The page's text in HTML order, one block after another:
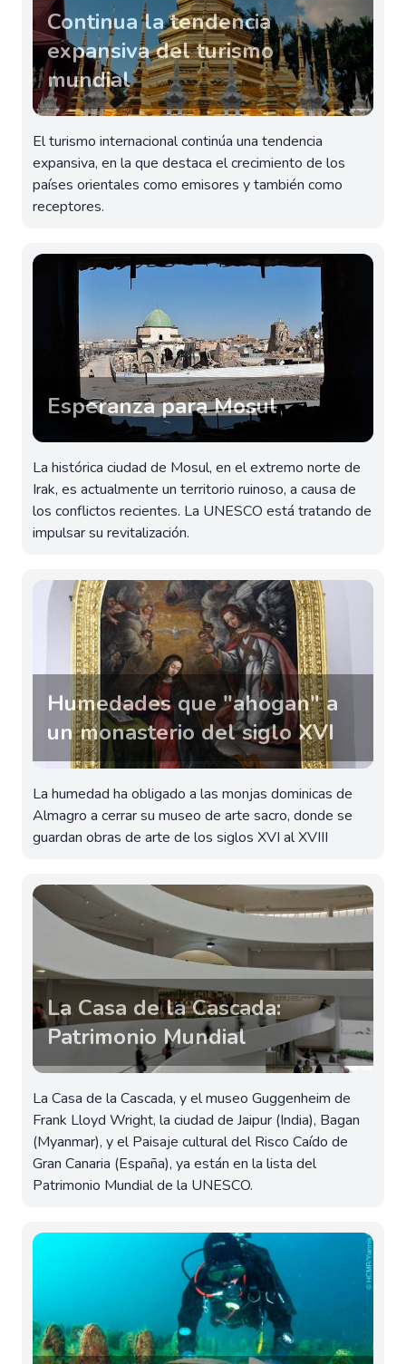
Continua la tendencia
expansiva del turismo
mundial
El turismo internacional continúa una tendencia
expansiva, en la que destaca el crecimiento de los
países orientales como emisores y también como
receptores.
Esperanza para Mosul
La histórica ciudad de Mosul, en el extremo norte de
Irak, es actualmente un territorio ruinoso, a causa de
los conflictos recientes. La UNESCO está tratando de
impulsar su revitalización.
Humedades que "ahogan" a
un monasterio del siglo XVI
La humedad ha obligado a las monjas dominicas de
Almagro a cerrar su museo de arte sacro, donde se
guardan obras de arte de los siglos XVI al XVIII
La Casa de la Cascada:
Patrimonio Mundial
La Casa de la Cascada, y el museo Guggenheim de
Frank Lloyd Wright, la ciudad de Jaipur (India), Bagan
(Myanmar), y el Paisaje cultural del Risco Caído de
Gran Canaria (España), ya están en la lista del
Patrimonio Mundial de la UNESCO.